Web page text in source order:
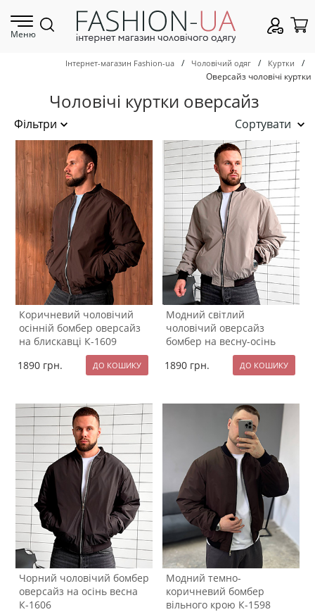
Меню
Інтернет-магазин Fashion-ua / Чоловічий одяг / Куртки
/
Оверсайз чоловічі куртки
Чоловічі куртки оверсайз
Сортувати
Коричневий чоловічий
осінній бомбер оверсайз
на блискавці К-1609
1890 грн.
Модний світлий
чоловічий оверсайз
бомбер на весну-осінь
1890 грн.
Чорний чоловічий бомбер
оверсайз на осінь весна
К-1606
Модний темно-
коричневий бомбер
вільного крою К-1598